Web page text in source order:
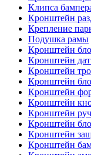
Клипса
Кронштейн
Крепление
Подушка рамы
Кронштейн
Кронштейн
Кронштейн
Кронштейн
Кронштейн
Кронштейн
Кронштейн
Кронштейн
Кронштейн
Кронштейн